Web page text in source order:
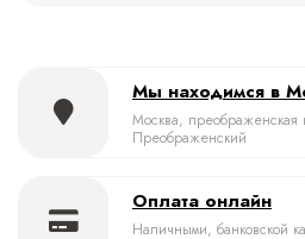
Мы находимся в
Москва,
Преображенский
Оплата онлайн
Наличными, банковской